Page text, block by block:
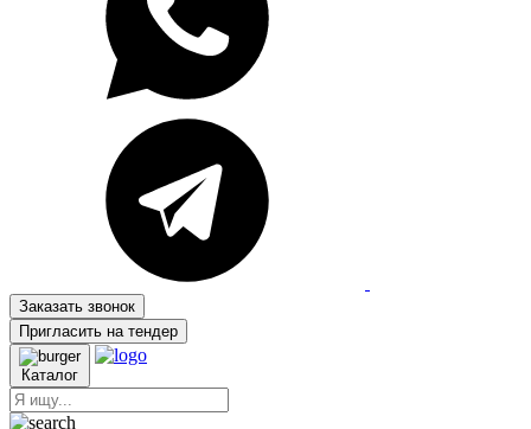
Заказать звонок
Пригласить на тендер
Каталог